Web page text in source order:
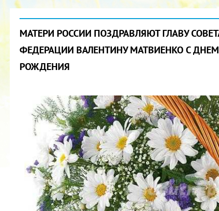
МАТЕРИ РОССИИ ПОЗДРАВЛЯЮТ ГЛАВУ
ФЕДЕРАЦИИ ВАЛЕНТИНУ МАТВИЕНКО С ДНЕМ
РОЖДЕНИЯ
2022 ГОД ПРОВОЗГЛАШЕН ГОДОМ
МАТЕРИ В ЯКУТИИ
19.12.2021